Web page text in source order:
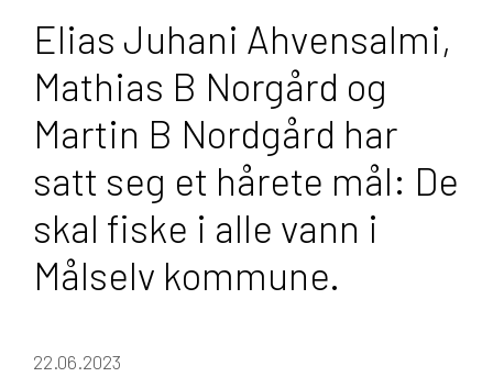
Elias Juhani Ahvensalmi,
Mathias B Norgård og
Martin B Nordgård har
satt seg et hårete mål: De
skal fiske i alle vann i
Målselv kommune.
22.06.2023